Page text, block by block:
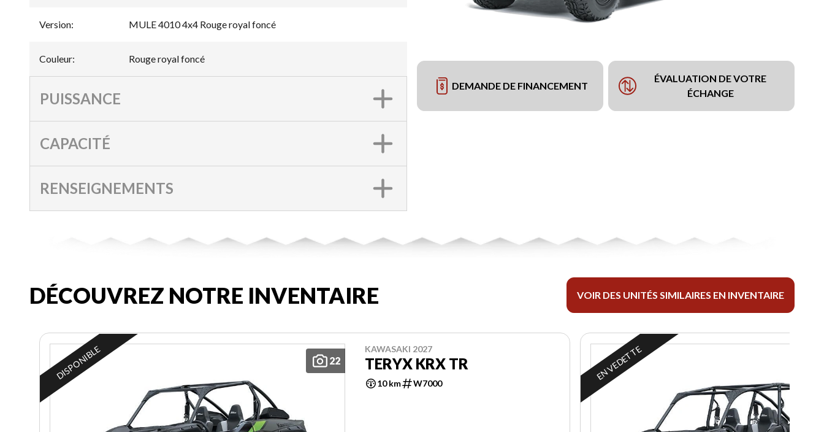
DEMANDE DE FINANCEMENT
ÉVALUATION DE VOTRE
ÉCHANGE
Version: MULE 4010 4x4 Rouge royal foncé
Couleur: Rouge royal foncé
PUISSANCE
CAPACITÉ
RENSEIGNEMENTS
DÉCOUVREZ NOTRE INVENTAIRE VOIR DES UNITÉS SIMILAIRES EN INVENTAIRE
22
DISPONIBLE KAWASAKI 2027
TERYX KRX TR
10 km W7000
EN VEDETTE